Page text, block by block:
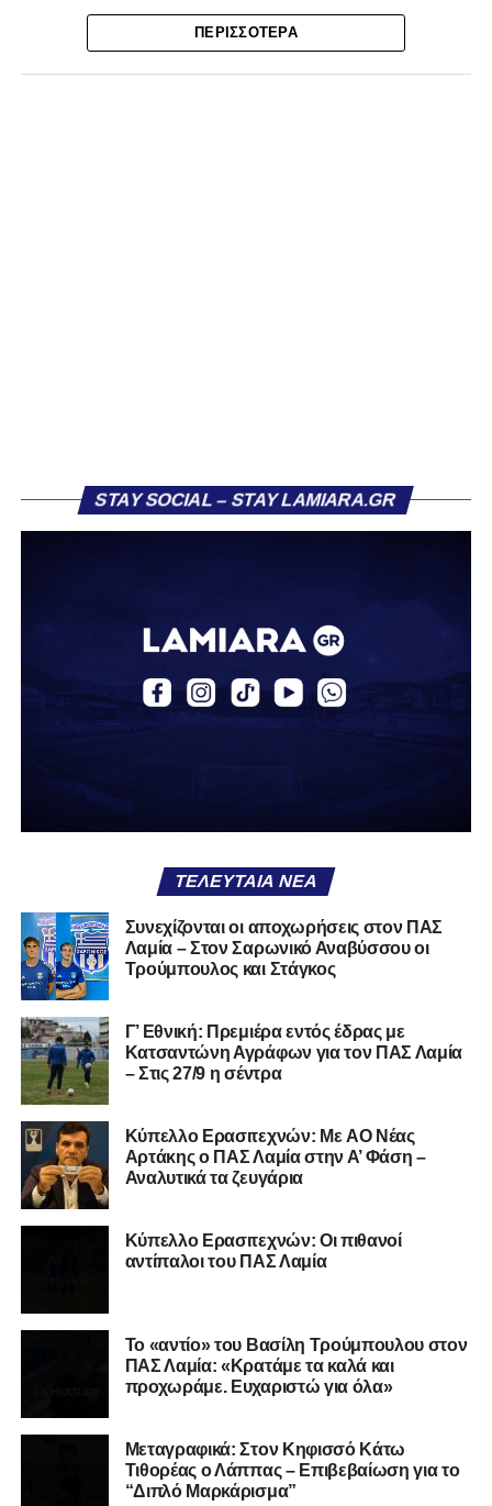
Ο λόγος για τον Βασίλη Τρούμπουλο και τον Χρυσόστομο
Στάγκο, οι οποίοι θα συνεχίσουν μαζί την ποδοσφαιρική
«Ο Α.Ο. Σαρωνικός Αναβύσσου ανακοινώνει την
περσινή σεζόν πραγματοποίησε γεμάτη χρονιά στη Γ’
Στο παρελθόν αγωνίστηκε στην ΑΕΚ Β’, με την οποία
κατέγραψε 10 συμμετοχές στη Super League 2, καθώς
επίσης σε Εθνικό και Ζάκυνθο. Ξεκίνησε την καριέρα του
στις 26 Σεπτεμβρίου 2021.
Καλωσορίζουμε τον Βασίλη στην οικογένεια του
Σαρωνικού και του ευχόμαστε υγεία και πολλές
επιτυχίες.»
Η ανακοίνωση για τον Χρυσόστομο Στάγκο
«Ο Α.Ο. Σαρωνικός Αναβύσσου ανακοινώνει την
απόκτηση του τερματοφύλακα Χρυσόστομου Στάγκου.
Ο 24χρονος τερματοφύλακας (γεννημένος στις
27/06/2002) προέρχεται επίσης από μία γεμάτη χρονιά
στη Γ’ Εθνική με τον ΠΑΣ Λαμία. Στο παρελθόν
Cilento και Castrovillari, έχοντας ξεκινήσει την
ποδοσφαιρική του διαδρομή από τον Απόλλωνα Σμύρνης.
του ευχόμαστε υγεία και επιτυχίες.»
Ακολουθήστε τοlamiara.grστοGoogle Newsγια να
ΠΕΡΙΣΣΌΤΕΡΑ
STAY SOCIAL – STAY LAMIARA.GR
ΤΕΛΕΥΤΑΊΑ ΝΈΑ
Συνεχίζονται οι αποχωρήσεις στον ΠΑΣ
Λαμία – Στον Σαρωνικό Αναβύσσου οι
Τρούμπουλος και Στάγκος
Γ’ Εθνική: Πρεμιέρα εντός έδρας με
Κατσαντώνη Αγράφων για τον ΠΑΣ Λαμία
– Στις 27/9 η σέντρα
Kύπελλο Ερασιτεχνών: Με AO Nέας
Αρτάκης ο ΠΑΣ Λαμία στην Α’ Φάση –
Αναλυτικά τα ζευγάρια
Κύπελλο Ερασιτεχνών: Οι πιθανοί
αντίπαλοι του ΠΑΣ Λαμία
Το «αντίο» του Βασίλη Τρούμπουλου στον
ΠΑΣ Λαμία: «Κρατάμε τα καλά και
προχωράμε. Ευχαριστώ για όλα»
Μεταγραφικά: Στον Κηφισσό Κάτω
Τιθορέας ο Λάππας – Επιβεβαίωση για το
“Διπλό Μαρκάρισμα”